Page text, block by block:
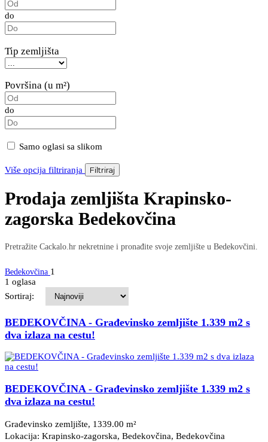
do
Tip zemljišta
Površina (u m²)
do
Samo oglasi sa slikom
Više opcija filtriranja Filtriraj
Prodaja zemljišta Krapinsko-
zagorska Bedekovčina
Pretražite Cackalo.hr nekretnine i pronađite svoje zemljište u Bedekovčini.
Bedekovčina 1
1 oglasa
Sortiraj:
BEDEKOVČINA - Građevinsko zemljište 1.339 m2 s
dva izlaza na cestu!
BEDEKOVČINA - Građevinsko zemljište 1.339 m2 s
dva izlaza na cestu!
Građevinsko zemljište, 1339.00 m²
Lokacija: Krapinsko-zagorska, Bedekovčina, Bedekovčina